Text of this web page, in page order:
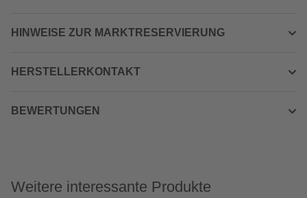
HINWEISE ZUR MARKTRESERVIERUNG
HERSTELLERKONTAKT
BEWERTUNGEN
Weitere interessante Produkte